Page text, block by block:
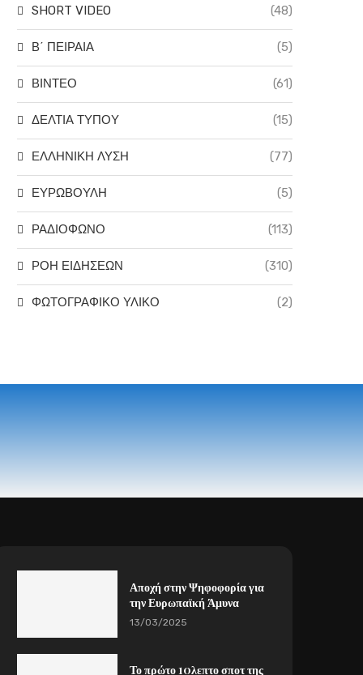
SHORT VIDEO (48)
Β΄ ΠΕΙΡΑΙΑ (5)
ΒΙΝΤΕΟ (61)
ΔΕΛΤΙΑ ΤΥΠΟΥ (15)
ΕΛΛΗΝΙΚΗ ΛΥΣΗ (77)
ΕΥΡΩΒΟΥΛΗ (5)
ΡΑΔΙΟΦΩΝΟ (113)
ΡΟΗ ΕΙΔΗΣΕΩΝ (310)
ΦΩΤΟΓΡΑΦΙΚΟ ΥΛΙΚΟ (2)
Αποχή στην Ψηφοφορία για
την Ευρωπαϊκή Άμυνα
13/03/2025
Το πρώτο 10λεπτο σποτ της